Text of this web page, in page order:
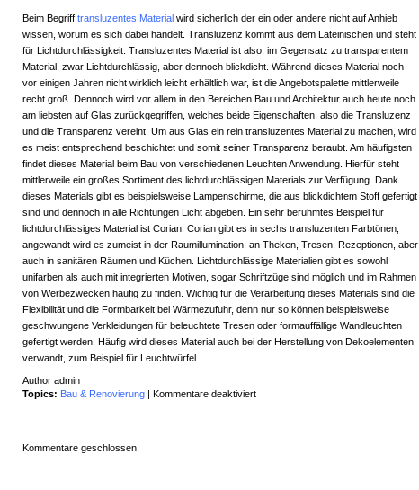
Beim Begriff transluzentes Material wird sicherlich der ein oder andere nicht auf Anhieb
wissen, worum es sich dabei handelt. Transluzenz kommt aus dem Lateinischen und steht
für Lichtdurchlässigkeit. Transluzentes Material ist also, im Gegensatz zu transparentem
Material, zwar Lichtdurchlässig, aber dennoch blickdicht. Während dieses Material noch
vor einigen Jahren nicht wirklich leicht erhältlich war, ist die Angebotspalette mittlerweile
recht groß. Dennoch wird vor allem in den Bereichen Bau und Architektur auch heute noch
am liebsten auf Glas zurückgegriffen, welches beide Eigenschaften, also die Transluzenz
und die Transparenz vereint. Um aus Glas ein rein transluzentes Material zu machen, wird
es meist entsprechend beschichtet und somit seiner Transparenz beraubt. Am häufigsten
findet dieses Material beim Bau von verschiedenen Leuchten Anwendung. Hierfür steht
mittlerweile ein großes Sortiment des lichtdurchlässigen Materials zur Verfügung. Dank
dieses Materials gibt es beispielsweise Lampenschirme, die aus blickdichtem Stoff gefertigt
sind und dennoch in alle Richtungen Licht abgeben. Ein sehr berühmtes Beispiel für
lichtdurchlässiges Material ist Corian. Corian gibt es in sechs transluzenten Farbtönen,
angewandt wird es zumeist in der Raumillumination, an Theken, Tresen, Rezeptionen, aber
auch in sanitären Räumen und Küchen. Lichtdurchlässige Materialien gibt es sowohl
unifarben als auch mit integrierten Motiven, sogar Schriftzüge sind möglich und im Rahmen
von Werbezwecken häufig zu finden. Wichtig für die Verarbeitung dieses Materials sind die
Flexibilität und die Formbarkeit bei Wärmezufuhr, denn nur so können beispielsweise
geschwungene Verkleidungen für beleuchtete Tresen oder formauffällige Wandleuchten
gefertigt werden. Häufig wird dieses Material auch bei der Herstellung von Dekoelementen
verwandt, zum Beispiel für Leuchtwürfel.
Author admin
Topics: Bau & Renovierung | Kommentare deaktiviertfür
Kommentare geschlossen.